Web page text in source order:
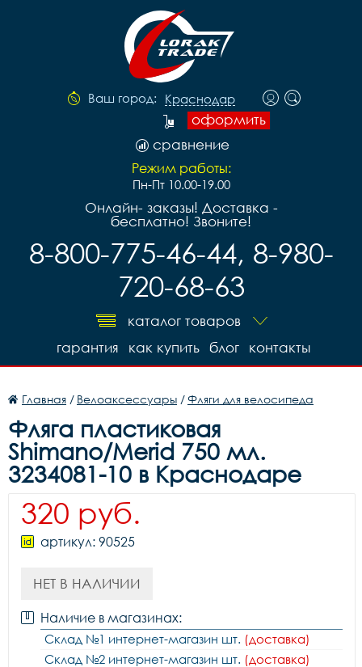
Ваш город: Краснодар
оформить
сравнение
Режим работы:
Пн-Пт 10.00-19.00
Онлайн- заказы! Доставка -
бесплатно! Звоните!
8-800-775-46-44, 8-980-
720-68-63
каталог товаров
контакты
блог
как купить
гарантия
Главная / Велоаксессуары /Фляги для велосипеда
Фляга пластиковая
Shimano/Merid 750 мл.
3234081-10 в Краснодаре
320 руб.
артикул: 90525
НЕТ В НАЛИЧИИ
Наличие в магазинах:
Склад №1 интернет-магазин шт. (доставка)
Склад №2 интернет-магазин шт. (доставка)